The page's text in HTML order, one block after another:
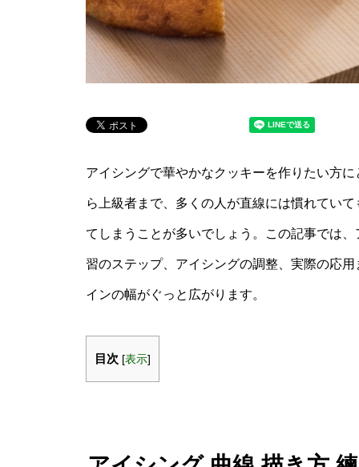
アイシングで華やかなクッキーを作りたい方
ら上級者まで、多くの人が直線には慣れてい
てしまうことが多いでしょう。この記事では
習のステップ、アイシングの調整、実際の応
インの幅がぐっと広がります。
目次 [表示]